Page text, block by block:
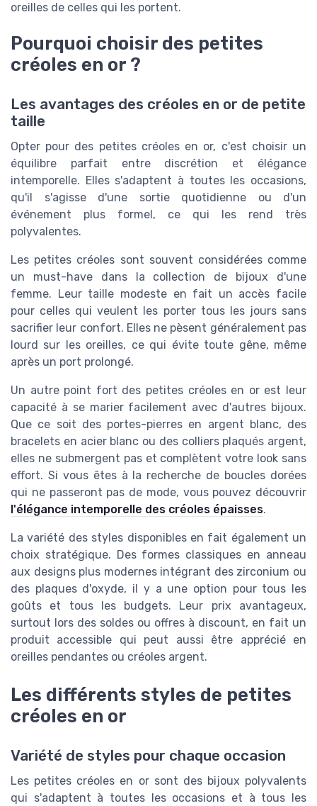
oreilles de celles qui les portent.
Pourquoi choisir des petites
créoles en or ?
Les avantages des créoles en or de petite
taille
Opter pour des petites créoles en or, c'est choisir un
équilibre parfait entre discrétion et élégance
intemporelle. Elles s'adaptent à toutes les occasions,
qu'il s'agisse d'une sortie quotidienne ou d'un
événement plus formel, ce qui les rend très
polyvalentes.
Les petites créoles sont souvent considérées comme
un must-have dans la collection de bijoux d'une
femme. Leur taille modeste en fait un accès facile
pour celles qui veulent les porter tous les jours sans
sacrifier leur confort. Elles ne pèsent généralement pas
lourd sur les oreilles, ce qui évite toute gêne, même
après un port prolongé.
Un autre point fort des petites créoles en or est leur
capacité à se marier facilement avec d'autres bijoux.
Que ce soit des portes-pierres en argent blanc, des
bracelets en acier blanc ou des colliers plaqués argent,
elles ne submergent pas et complètent votre look sans
effort. Si vous êtes à la recherche de boucles dorées
qui ne passeront pas de mode, vous pouvez découvrir
l'élégance intemporelle des créoles épaisses.
La variété des styles disponibles en fait également un
choix stratégique. Des formes classiques en anneau
aux designs plus modernes intégrant des zirconium ou
des plaques d'oxyde, il y a une option pour tous les
goûts et tous les budgets. Leur prix avantageux,
surtout lors des soldes ou offres à discount, en fait un
produit accessible qui peut aussi être apprécié en
oreilles pendantes ou créoles argent.
Les différents styles de petites
créoles en or
Variété de styles pour chaque occasion
Les petites créoles en or sont des bijoux polyvalents
qui s'adaptent à toutes les occasions et à tous les